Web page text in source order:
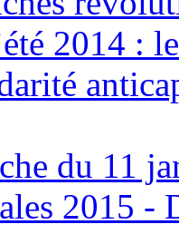
2014 :
du 11
2015 -